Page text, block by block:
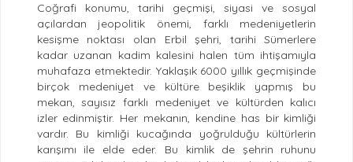
Coğrafi konumu, tarihi geçmişi, siyasi ve sosyal
açılardan jeopolitik önemi, farklı medeniyetlerin
kesişme noktası olan Erbil şehri, tarihi Sümerlere
kadar uzanan kadim kalesini halen tüm ihtişamıyla
muhafaza etmektedir. Yaklaşık 6000 yıllık geçmişinde
birçok medeniyet ve kültüre beşiklik yapmış bu
mekan, sayısız farklı medeniyet ve kültürden kalıcı
izler edinmiştir. Her mekanın, kendine has bir kimliği
vardır. Bu kimliği kucağında yoğrulduğu kültürlerin
karışımı ile elde eder. Bu kimlik de şehrin ruhunu